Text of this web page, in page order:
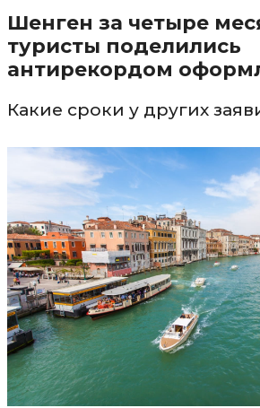
Шенген за четыре
туристы поделились
антирекордом
Какие сроки у других